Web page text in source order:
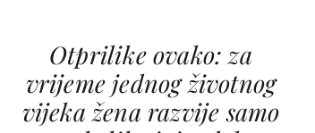
Otprilike ovako: za
vrijeme jednog životnog
vijeka žena razvije samo